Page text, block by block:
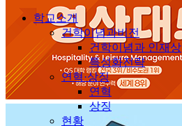
학교소개
건학이념과비전
건학이념과 인재상
특성화전략
연혁·상징
연혁
상징
현황